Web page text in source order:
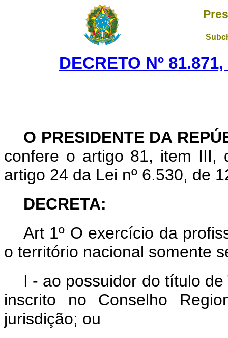
DECRETO Nº
O PRESIDENTE DA
confere o artigo 81, item III,
artigo 24 da Lei nº 6.530, de
DECRETA:
Art 1º O exercício da
o território nacional somente
I - ao possuidor do título
inscrito no Conselho
jurisdição; ou